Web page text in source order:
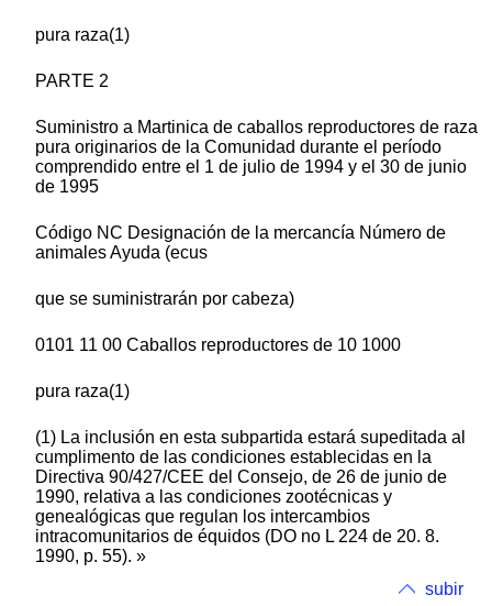
pura raza(1)
PARTE 2
Suministro a Martinica de caballos reproductores de raza
pura originarios de la Comunidad durante el período
comprendido entre el 1 de julio de 1994 y el 30 de junio
de 1995
Código NC Designación de la mercancía Número de
animales Ayuda (ecus
que se suministrarán por cabeza)
0101 11 00 Caballos reproductores de 10 1000
pura raza(1)
(1) La inclusión en esta subpartida estará supeditada al
cumplimento de las condiciones establecidas en la
Directiva 90/427/CEE del Consejo, de 26 de junio de
1990, relativa a las condiciones zootécnicas y
genealógicas que regulan los intercambios
intracomunitarios de équidos (DO no L 224 de 20. 8.
1990, p. 55). »
subir